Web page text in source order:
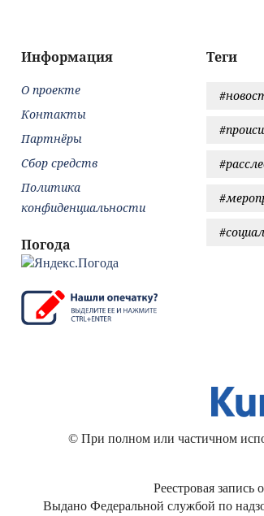
Теги
Информация
О проекте
Контакты
Партнёры
Сбор средств
Политика
конфиденциальности
Погода
© При полном или частичном
Реестровая
Выдано Федеральной службой по